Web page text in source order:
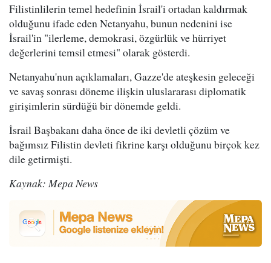
Filistinlilerin temel hedefinin İsrail'i ortadan kaldırmak
olduğunu ifade eden Netanyahu, bunun nedenini ise
İsrail'in "ilerleme, demokrasi, özgürlük ve hürriyet
değerlerini temsil etmesi" olarak gösterdi.
Netanyahu'nun açıklamaları, Gazze'de ateşkesin geleceği
ve savaş sonrası döneme ilişkin uluslararası diplomatik
girişimlerin sürdüğü bir dönemde geldi.
İsrail Başbakanı daha önce de iki devletli çözüm ve
bağımsız Filistin devleti fikrine karşı olduğunu birçok kez
dile getirmişti.
Kaynak: Mepa News